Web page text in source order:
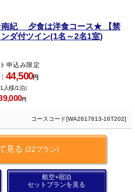
南紀 夕食は洋食コース★ 【禁
ダ付ツイン(1名～2名1室)
申込み限定
44,500円
人様/1泊）
円
コースコード[WA2617613-16T202]
見る (22プラン)
航空+宿泊
セットプランを見る